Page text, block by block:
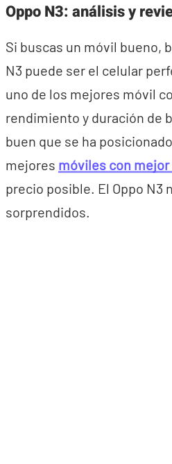
Oppo N3: análisis y
Si buscas un móvil bueno,
N3 puede ser el celular
uno de los mejores móvil
rendimiento y duración de
buen que se ha
mejores móviles con
precio posible. El Oppo N3
sorprendidos.